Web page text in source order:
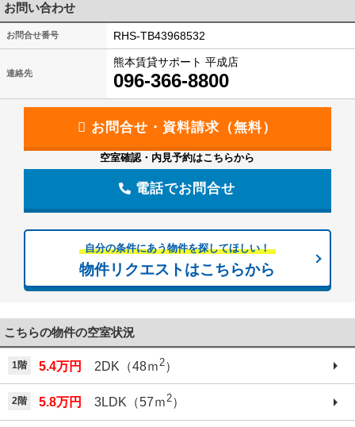
お問い合わせ
お問合せ番号 RHS-TB43968532
連絡先
熊本賃貸サポート 平成店
096-366-8800
空室確認・内見予約はこちらから
電話でお問合せ
自分の条件にあう物件を探してほしい！
物件リクエストはこちらから
こちらの物件の空室状況
1階 5.4万円 2DK（48ｍ2）
2階 5.8万円 3LDK（57ｍ2）